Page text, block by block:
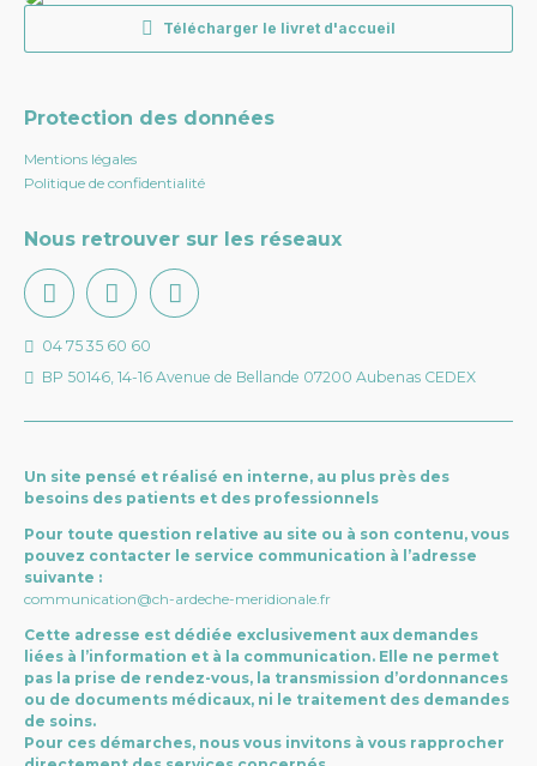
Télécharger le livret d'accueil
Protection des données
Mentions légales
Politique de confidentialité
Nous retrouver sur les réseaux
04 75 35 60 60
BP 50146, 14-16 Avenue de Bellande 07200 Aubenas CEDEX
Un site pensé et réalisé en interne, au plus près des
besoins des patients et des professionnels
Pour toute question relative au site ou à son contenu, vous
pouvez contacter le service communication à l’adresse
suivante :
communication@ch-ardeche-meridionale.fr
Cette adresse est dédiée exclusivement aux demandes
liées à l’information et à la communication. Elle ne permet
pas la prise de rendez-vous, la transmission d’ordonnances
ou de documents médicaux, ni le traitement des demandes
de soins.
Pour ces démarches, nous vous invitons à vous rapprocher